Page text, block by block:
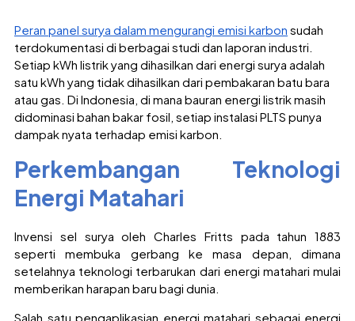
Peran panel surya dalam mengurangi emisi karbon sudah
terdokumentasi di berbagai studi dan laporan industri.
Setiap kWh listrik yang dihasilkan dari energi surya adalah
satu kWh yang tidak dihasilkan dari pembakaran batu bara
atau gas. Di Indonesia, di mana bauran energi listrik masih
didominasi bahan bakar fosil, setiap instalasi PLTS punya
dampak nyata terhadap emisi karbon.
Perkembangan Teknologi
Energi Matahari
Invensi sel surya oleh Charles Fritts pada tahun 1883
seperti membuka gerbang ke masa depan, dimana
setelahnya teknologi terbarukan dari energi matahari mulai
memberikan harapan baru bagi dunia.
Salah satu pengaplikasian energi matahari sebagai energi